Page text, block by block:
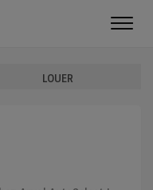
LOUER